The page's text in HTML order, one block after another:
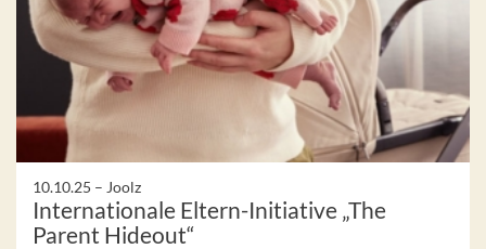
10.10.25 – Joolz
Internationale Eltern-Initiative „The
Parent Hideout“